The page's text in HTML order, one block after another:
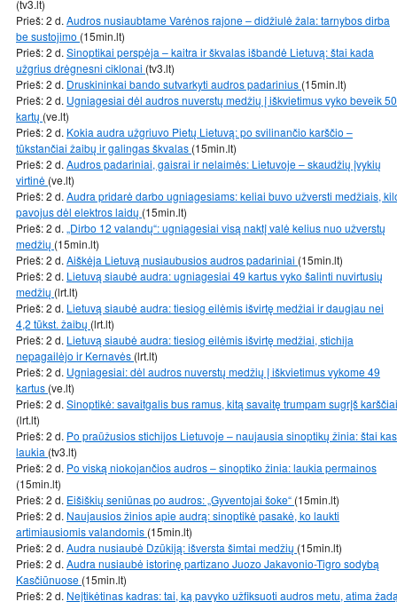
(tv3.lt)
Prieš: 2 d. Audros nusiaubtame Varėnos rajone – didžiulė žala: tarnybos dirba
be sustojimo (15min.lt)
Prieš: 2 d. Sinoptikai perspėja – kaitra ir škvalas išbandė Lietuvą: štai kada
užgrius drėgnesni ciklonai (tv3.lt)
Prieš: 2 d. Druskininkai bando sutvarkyti audros padarinius (15min.lt)
Prieš: 2 d. Ugniagesiai dėl audros nuverstų medžių į iškvietimus vyko beveik 50
kartų (ve.lt)
Prieš: 2 d. Kokia audra užgriuvo Pietų Lietuvą: po svilinančio karščio –
tūkstančiai žaibų ir galingas škvalas (15min.lt)
Prieš: 2 d. Audros padariniai, gaisrai ir nelaimės: Lietuvoje – skaudžių įvykių
virtinė (ve.lt)
Prieš: 2 d. Audra pridarė darbo ugniagesiams: keliai buvo užversti medžiais,
pavojus dėl elektros laidų (15min.lt)
Prieš: 2 d. „Dirbo 12 valandų“: ugniagesiai visą naktį valė kelius nuo užverstų
medžių (15min.lt)
Prieš: 2 d. Aiškėja Lietuvą nusiaubusios audros padariniai (15min.lt)
Prieš: 2 d. Lietuvą siaubė audra: ugniagesiai 49 kartus vyko šalinti nuvirtusių
medžių (lrt.lt)
Prieš: 2 d. Lietuvą siaubė audra: tiesiog eilėmis išvirtę medžiai ir daugiau nei
4,2 tūkst. žaibų (lrt.lt)
Prieš: 2 d. Lietuvą siaubė audra: tiesiog eilėmis išvirtę medžiai, stichija
nepagailėjo ir Kernavės (lrt.lt)
Prieš: 2 d. Ugniagesiai: dėl audros nuverstų medžių į iškvietimus vykome 49
kartus (ve.lt)
Prieš: 2 d. Sinoptikė: savaitgalis bus ramus, kitą savaitę trumpam sugrįš karščiai
(lrt.lt)
Prieš: 2 d. Po praūžusios stichijos Lietuvoje – naujausia sinoptikų žinia: štai kas
laukia (tv3.lt)
Prieš: 2 d. Po viską niokojančios audros – sinoptiko žinia: laukia permainos
(15min.lt)
Prieš: 2 d. Eišiškių seniūnas po audros: „Gyventojai šoke“ (15min.lt)
Prieš: 2 d. Naujausios žinios apie audrą: sinoptikė pasakė, ko laukti
artimiausiomis valandomis (15min.lt)
Prieš: 2 d. Audra nusiaubė Dzūkiją: išversta šimtai medžių (15min.lt)
Prieš: 2 d. Audra nusiaubė istorinę partizano Juozo Jakavonio-Tigro sodybą
Kasčiūnuose (15min.lt)
Prieš: 2 d. Neįtikėtinas kadras: tai, ką pavyko užfiksuoti audros metu, atima